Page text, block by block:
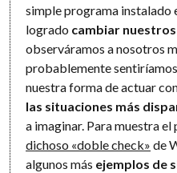
simple programa instalado
logrado cambiar
observáramos a nosotros
probablemente
nuestra forma de actuar
las situaciones más
a imaginar. Para muestra
dichoso «doble check» de
algunos más ejemplos de